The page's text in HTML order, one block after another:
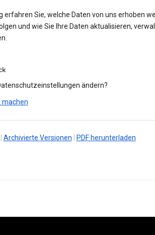
erfahren Sie, welche Daten von uns erhoben
und wie Sie Ihre Daten aktualisieren,
ändern?
machen
Archivierte Versionen PDF herunterladen